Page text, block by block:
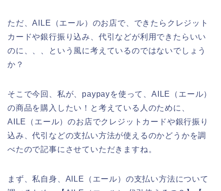
ただ、AILE（エール）のお店で、できたらクレジット
カードや銀行振り込み、代引などが利用できたらいい
のに、、、という風に考えているのではないでしょう
か？
そこで今回、私が、paypayを使って、AILE（エール）
の商品を購入したい！と考えている人のために、
AILE（エール）のお店でクレジットカードや銀行振り
込み、代引などの支払い方法が使えるのかどうかを調
べたので記事にさせていただきますね。
まず、私自身、AILE（エール）の支払い方法について